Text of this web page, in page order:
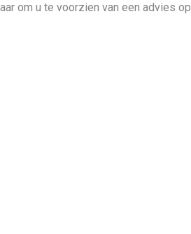
om u te voorzien van een advies op